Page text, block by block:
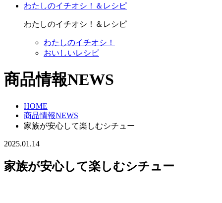
わたしのイチオシ！＆レシピ
わたしのイチオシ！＆レシピ
わたしのイチオシ！
おいしいレシピ
商品情報NEWS
HOME
商品情報NEWS
家族が安心して楽しむシチュー
2025.01.14
家族が安心して楽しむシチュー